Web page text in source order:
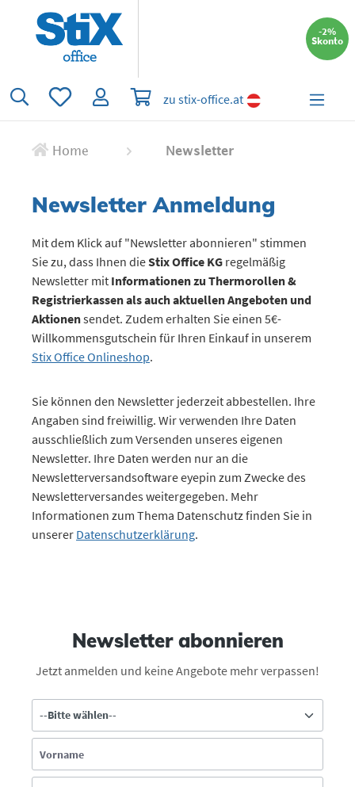
springen
-2%
Skonto
Du hast 0 Produkte auf dem Merkzettel
Warenkorb enthält 0 Positionen. Der
zu stix-office.at
Home Newsletter
Newsletter Anmeldung
Mit dem Klick auf "Newsletter abonnieren" stimmen
Sie zu, dass Ihnen dieStix Office KG regelmäßig
Newsletter mit Informationen zu Thermorollen &
Registrierkassen als auch aktuellen Angeboten und
Aktionensendet. Zudem erhalten Sie einen 5€-
Willkommensgutschein für Ihren Einkauf in unserem
Stix Office Onlineshop.
Sie können den Newsletter jederzeit abbestellen. Ihre
Angaben sind freiwillig. Wir verwenden Ihre Daten
ausschließlich zum Versenden unseres eigenen
Newsletter. Ihre Daten werden nur an die
Newsletterversandsoftware eyepin zum Zwecke des
Newsletterversandes weitergegeben. Mehr
Informationen zum Thema Datenschutz finden Sie in
unserer Datenschutzerklärung.
Newsletter abonnieren
Jetzt anmelden und keine Angebote mehr verpassen!